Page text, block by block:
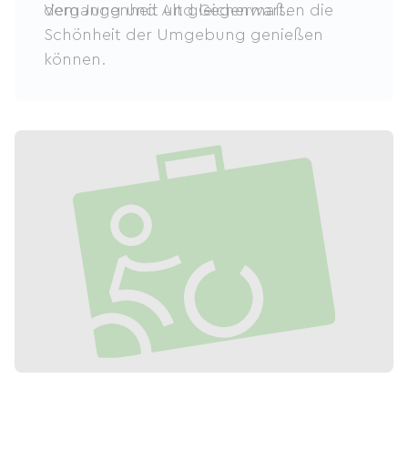
Vergangenheit und Gegenwart.
dem Jung und Alt gleichermaßen die
Schönheit der Umgebung genießen
können.